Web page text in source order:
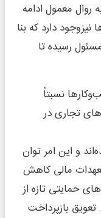
معمول ادامه
دارد که بنا
رسیده تا
نسبتاً
تجاری در
و این امر توان
تعهدات مالی کاهش
حمایتی تازه از
بازپرداخت